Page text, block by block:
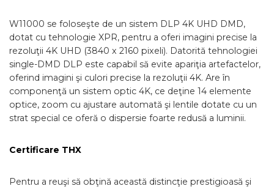
W11000 se foloseşte de un sistem DLP 4K UHD DMD,
dotat cu tehnologie XPR, pentru a oferi imagini precise la
rezoluţii 4K UHD (3840 x 2160 pixeli). Datorită tehnologiei
single-DMD DLP este capabil să evite apariţia artefactelor,
oferind imagini şi culori precise la rezoluţii 4K. Are în
componenţă un sistem optic 4K, ce deţine 14 elemente
optice, zoom cu ajustare automată şi lentile dotate cu un
strat special ce oferă o dispersie foarte redusă a luminii.
Certificare THX
Pentru a reuşi să obţină această distincţie prestigioasă şi